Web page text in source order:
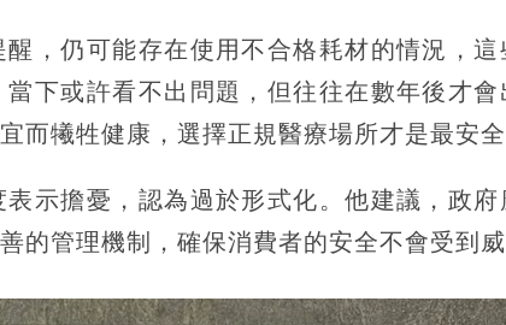
，仍可能存在使用不合格耗材的情況，
下或許看不出問題，但往往在數年後才
而犧牲健康，選擇正規醫療場所才是最安全
示擔憂，認為過於形式化。他建議，政府
的管理機制，確保消費者的安全不會受到威